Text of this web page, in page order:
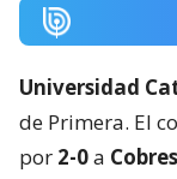
Universidad
de Primera. El
por 2-0a